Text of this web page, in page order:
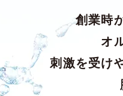
創業時
オ
刺激を受け